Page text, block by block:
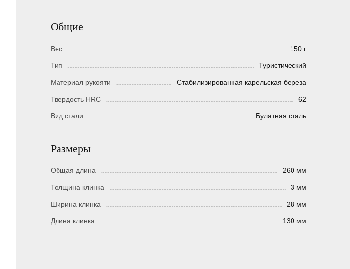
Общие
Вес 150 г
Тип Туристический
Материал рукояти Стабилизированная карельская береза
Твердость HRC 62
Вид стали Булатная сталь
Размеры
Общая длина 260 мм
Толщина клинка 3 мм
Ширина клинка 28 мм
Длина клинка 130 мм